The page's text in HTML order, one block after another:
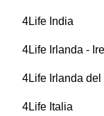
4Life India
4Life Irlanda -
4Life Irlanda del
4Life Italia